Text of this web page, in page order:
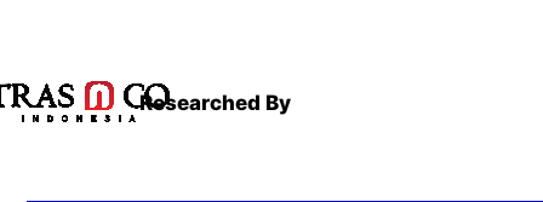
Researched By